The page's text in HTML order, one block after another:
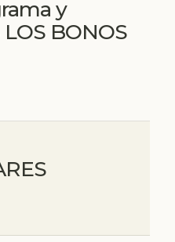
y
BONOS